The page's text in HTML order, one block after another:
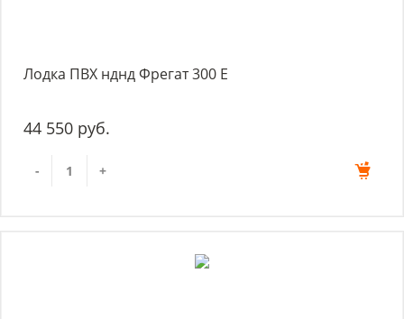
Лодка ПВХ нднд Фрегат 300 Е
44 550 руб.
- +